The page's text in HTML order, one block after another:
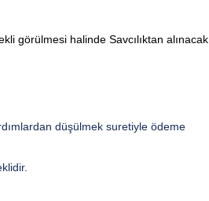
görülmesi halinde Savcılıktan alınacak
düşülmek suretiyle ödeme